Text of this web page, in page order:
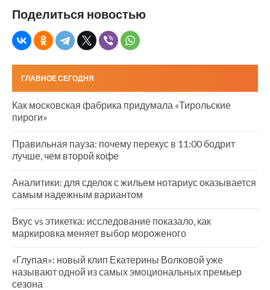
Поделиться новостью
ГЛАВНОЕ СЕГОДНЯ
Как московская фабрика придумала «Тирольские
пироги»
Правильная пауза: почему перекус в 11:00 бодрит
лучше, чем второй кофе
Аналитики: для сделок с жильем нотариус оказывается
самым надежным вариантом
Вкус vs этикетка: исследование показало, как
маркировка меняет выбор мороженого
«Глупая»: новый клип Екатерины Волковой уже
называют одной из самых эмоциональных премьер
сезона